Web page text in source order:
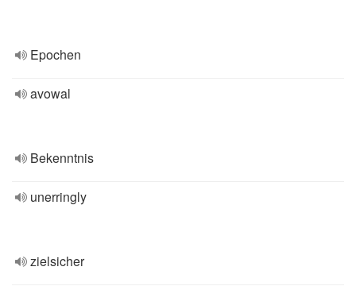
Epochen
avowal
Bekenntnis
unerringly
zielsicher